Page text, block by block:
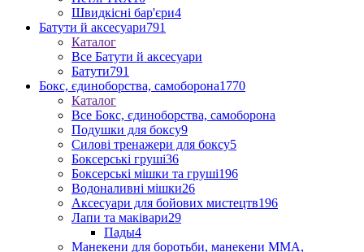
Швидкісні бар'єри4
Батути й аксесуари791
Каталог
Все Батути й аксесуари
Батути791
Бокс, єдиноборства, самоборона1770
Каталог
Все Бокс, єдиноборства, самоборона
Подушки для боксу9
Силові тренажери для боксу5
Боксерські груші36
Боксерські мішки та груші196
Водоналивні мішки26
Аксесуари для бойових мистецтв196
Лапи та маківари29
Пады4
Манекени для боротьби, манекени ММА,